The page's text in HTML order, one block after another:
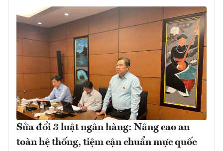
Sửa đổi 3 luật ngân hàng: Nâng cao an
toàn hệ thống, tiệm cận chuẩn mực quốc